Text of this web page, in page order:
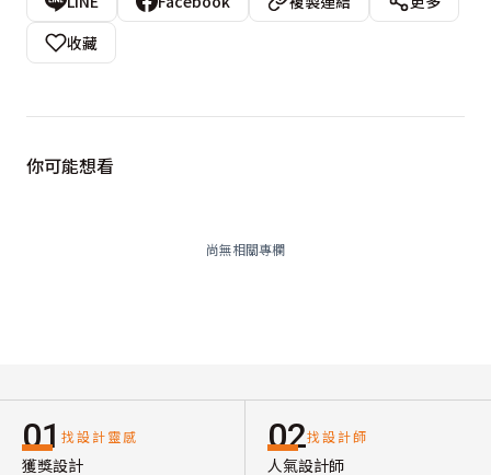
收藏
你可能想看
尚無相關專欄
01 找設計靈感
獲獎設計
02找設計師
人氣設計師